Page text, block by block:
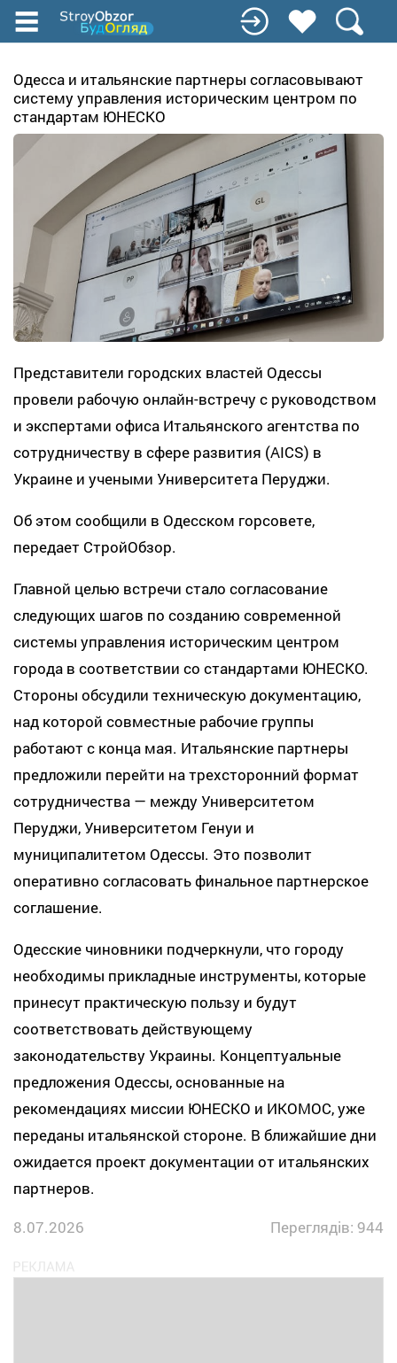
Перейти
содержанию
Одесса и итальянские партнеры согласовывают
систему управления историческим центром по
стандартам ЮНЕСКО
Представители городских властей Одессы
провели рабочую онлайн-встречу с руководством
и экспертами офиса Итальянского агентства по
сотрудничеству в сфере развития (AICS) в
Украине и учеными Университета Перуджи.
Об этом сообщили в Одесском горсовете,
передает СтройОбзор.
Главной целью встречи стало согласование
следующих шагов по созданию современной
системы управления историческим центром
города в соответствии со стандартами ЮНЕСКО.
Стороны обсудили техническую документацию,
над которой совместные рабочие группы
работают с конца мая. Итальянские партнеры
предложили перейти на трехсторонний формат
сотрудничества — между Университетом
Перуджи, Университетом Генуи и
муниципалитетом Одессы. Это позволит
оперативно согласовать финальное партнерское
соглашение.
Одесские чиновники подчеркнули, что городу
необходимы прикладные инструменты, которые
принесут практическую пользу и будут
соответствовать действующему
законодательству Украины. Концептуальные
предложения Одессы, основанные на
рекомендациях миссии ЮНЕСКО и ИКОМОС, уже
переданы итальянской стороне. В ближайшие дни
ожидается проект документации от итальянских
партнеров.
8.07.2026
Переглядів: 944